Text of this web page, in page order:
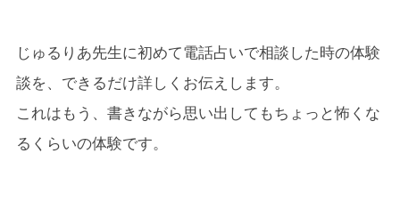
じゅるりあ先生に初めて電話占いで相談した時の体験
談を、できるだけ詳しくお伝えします。
これはもう、書きながら思い出してもちょっと怖くな
るくらいの体験です。